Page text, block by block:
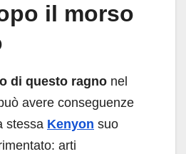
il morso
di questo ragno nel
avere conseguenze
stessa Kenyon suo
arti